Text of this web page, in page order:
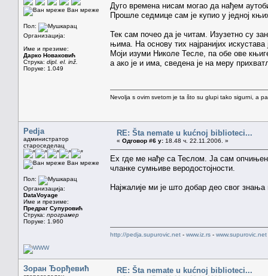
Ван мреже
Пол:
Организација:
Име и презиме:
Дарко Новаковић
Струка: dipl. el. inž.
Поруке: 1.049
Дуго времена нисам могао да нађем
Прошле седмице сам је купио у једној
Тек сам почео да је читам. Изузетно су
њима. На основу тих најранијих
Моји изуми Николе Тесле, па обе ове
а ако је и има, сведена је на меру
Nevolja s ovim svetom je ta što su glupi tako sigurni, a
Pedja
администратор
староседелац
Ван мреже
Пол:
Организација:
DataVoyage
Име и презиме:
Предраг Супуровић
Струка: програмер
Поруке: 1.960
RE: Šta nemate u kućnoj biblioteci...
« Одговор #6 у: 18.48 ч. 22.11.2006. »
Ех где ме нађе са Теслом. Ја сам
чланке сумњиве веродостојности.
Најжалије ми је што добар део свог
http://pedja.supurovic.net - www.iz.rs - www.supurovic.net
Зоран Ђорђевић RE: Šta nemate u kućnoj biblioteci...